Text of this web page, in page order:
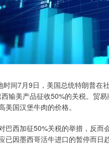
7月9日，美国总统特朗普在
输美产品征收50%的关税。贸
国汉堡牛肉的价格。
西加征50%关税的举措，反而
因墨西哥活牛进口的暂停而日趋